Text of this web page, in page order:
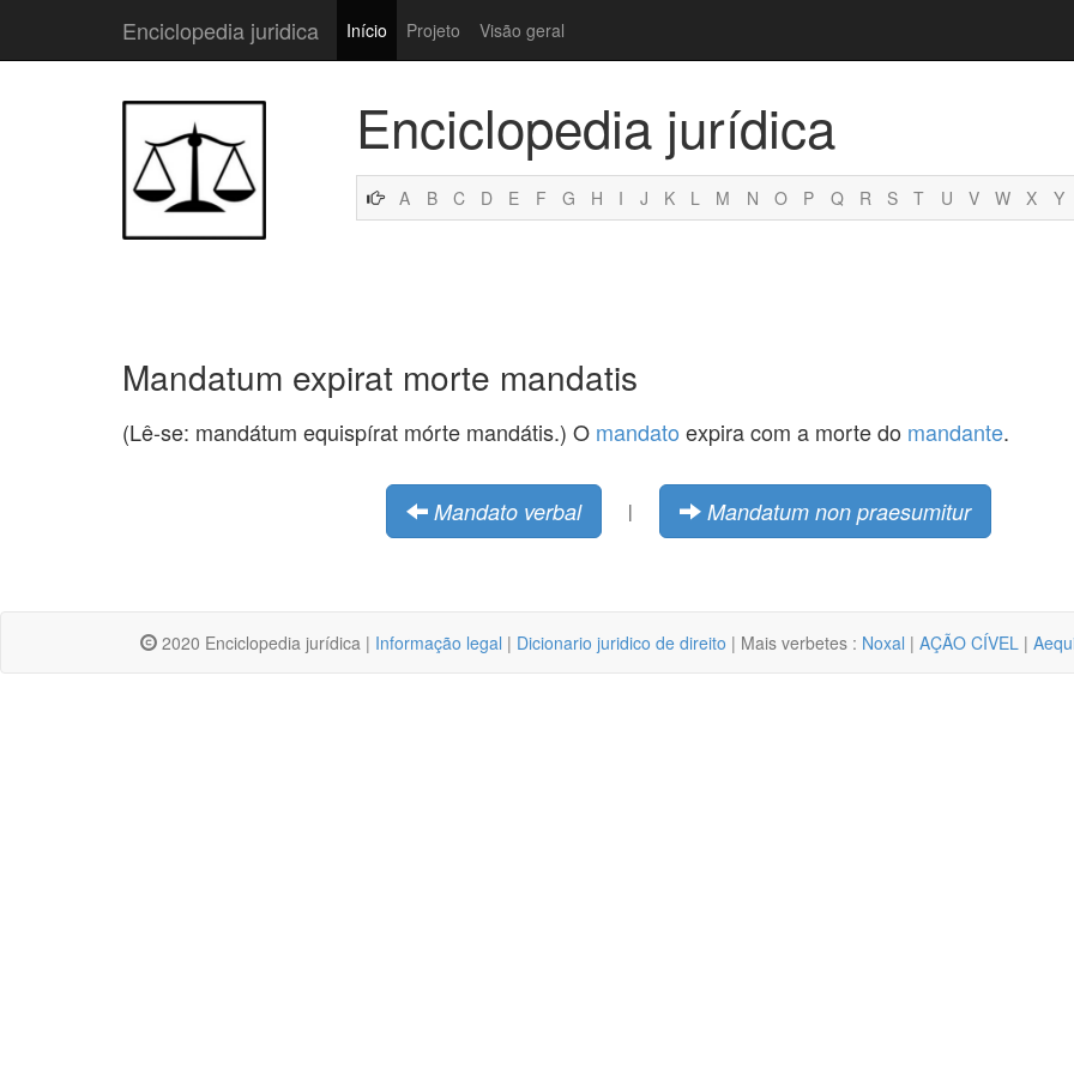
Enciclopedia juridica Início Projeto Visão geral
Enciclopedia jurídica
A B C D E F G H I J K L M N O P Q R S T U V W X Y
Mandatum expirat morte mandatis
(Lê-se: mandátum equispírat mórte mandátis.) O mandato expira com a morte do mandante.
Mandato verbal | Mandatum non praesumitur
2020 Enciclopedia jurídica | Informação legal | Dicionario juridico de direito | Mais verbetes : Noxal | AÇÃO CÍVEL |